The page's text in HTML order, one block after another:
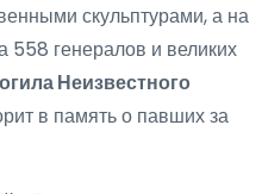
скульптурами, а на
генералов и великих
Неизвестного
в память о павших за